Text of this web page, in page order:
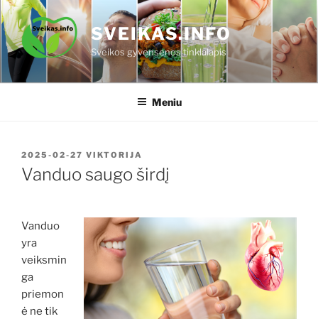
Eiti
prie
turinio
SVEIKAS.INFO
Sveikos gyvensenos tinklalapis
Meniu
PASKELBTA
2025-02-27 VIKTORIJA
Vanduo saugo širdį
Vanduo
yra
veiksmin
ga
priemon
ė ne tik